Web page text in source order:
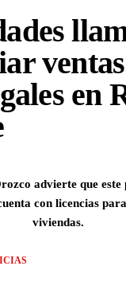
en
advierte que este
con licencias
viviendas.